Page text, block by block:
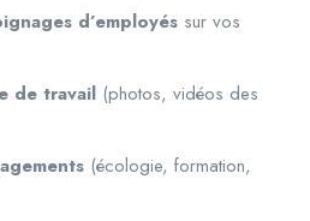
d’employés sur vos
de travail (photos, vidéos des
(écologie, formation,